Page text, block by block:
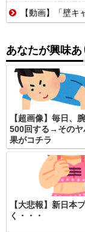
【動画】「壁キャ
あなたが興味
【超画像】毎日、
500回する→そのヤ
果がコチラ
【大悲報】新日本
く・・・